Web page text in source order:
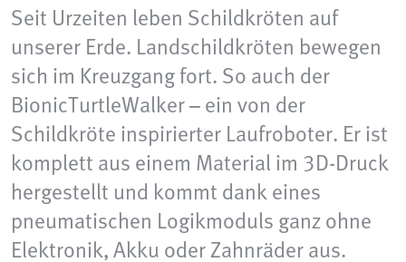
Seit Urzeiten leben Schildkröten auf
unserer Erde. Landschildkröten bewegen
sich im Kreuzgang fort. So auch der
BionicTurtleWalker – ein von der
Schildkröte inspirierter Laufroboter. Er ist
komplett aus einem Material im 3D-Druck
hergestellt und kommt dank eines
pneumatischen Logikmoduls ganz ohne
Elektronik, Akku oder Zahnräder aus.